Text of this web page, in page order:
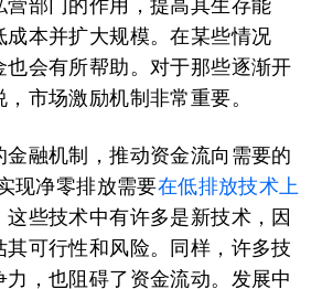
营部门的作用，提高其生存能
成本并扩大规模。在某些情况
也会有所帮助。对于那些逐渐开
市场激励机制非常重要。
融机制，推动资金流向需要的
现净零排放需要在低排放技术上
这些技术中有许多是新技术，因
其可行性和风险。同样，许多技
，也阻碍了资金流动。发展中